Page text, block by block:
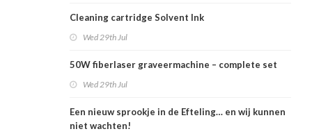
Cleaning cartridge Solvent Ink
Wed 29th Jul
50W fiberlaser graveermachine – complete set
Wed 29th Jul
Een nieuw sprookje in de Efteling… en wij kunnen
niet wachten!